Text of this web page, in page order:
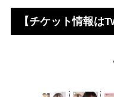
【チケット情報は